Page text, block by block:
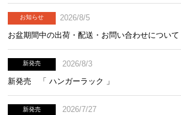
お知らせ
2026/8/5
お盆期間中の出荷・配送・お問い合わせについて
新発売
2026/8/3
新発売 「 ハンガーラック 」
新発売
2026/7/27